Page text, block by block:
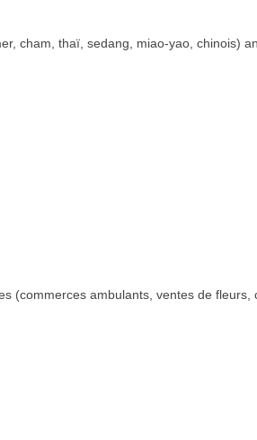
cham, thaï, sedang, miao-yao, chinois)
(commerces ambulants, ventes de fleurs,